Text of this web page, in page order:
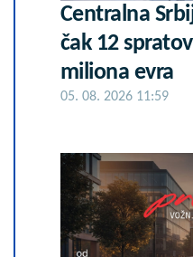
Centralna
čak 12
miliona evra
05. 08. 2026 11:59